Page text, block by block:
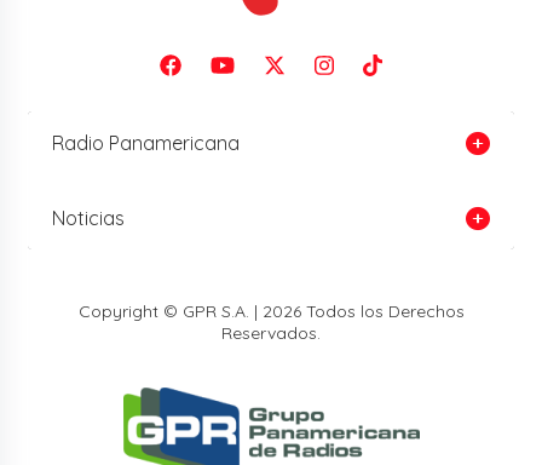
Radio Panamericana
Noticias
Copyright © GPR S.A. | 2026 Todos los Derechos
Reservados.